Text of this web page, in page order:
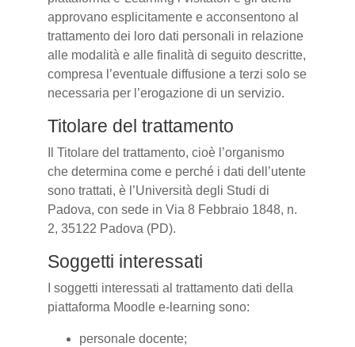
approvano esplicitamente e acconsentono al
trattamento dei loro dati personali in relazione
alle modalità e alle finalità di seguito descritte,
compresa l’eventuale diffusione a terzi solo se
necessaria per l’erogazione di un servizio.
Titolare del trattamento
Il Titolare del trattamento, cioè l’organismo
che determina come e perché i dati dell’utente
sono trattati, è l’Università degli Studi di
Padova, con sede in Via 8 Febbraio 1848, n.
2, 35122 Padova (PD).
Soggetti interessati
I soggetti interessati al trattamento dati della
piattaforma Moodle e-learning sono:
personale docente;